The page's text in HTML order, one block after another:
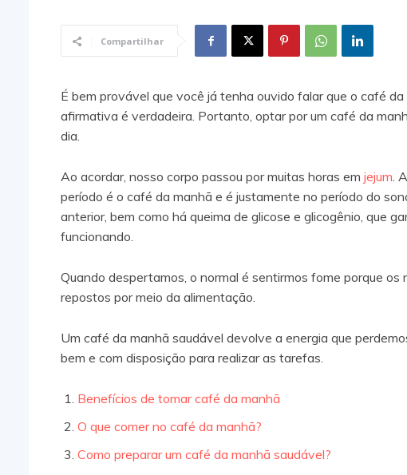
Compartilhar
É bem provável que você já tenha ouvido falar que o café
afirmativa é verdadeira. Portanto, optar por um café da
dia.
Ao acordar, nosso corpo passou por muitas horas em jejum .
período é o café da manhã e é justamente no período do
anterior, bem como há queima de glicose e glicogênio, que
funcionando.
Quando despertamos, o normal é sentirmos fome porque
repostos por meio da alimentação.
Um café da manhã saudável devolve a energia que
bem e com disposição para realizar as tarefas.
Benefícios de tomar café da manhã
O que comer no café da manhã?
Como preparar um café da manhã saudável?